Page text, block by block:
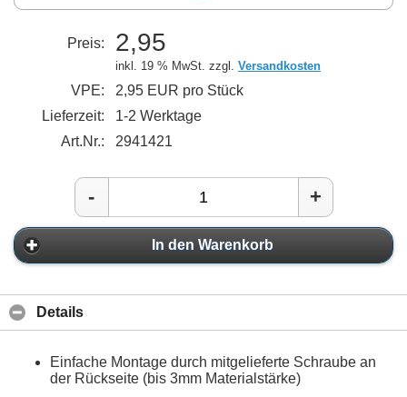
Preis: 2,95
inkl. 19 % MwSt. zzgl. Versandkosten
VPE:
2,95 EUR pro Stück
Lieferzeit:
1-2 Werktage
Art.Nr.:
2941421
- +
In den Warenkorb
Details
Einfache Montage durch mitgelieferte Schraube an
der Rückseite (bis 3mm Materialstärke)